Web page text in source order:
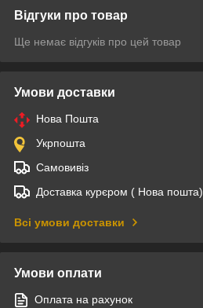
Відгуки про товар
Ще немає відгуків про цей товар
Умови доставки
Нова Пошта
Укрпошта
Самовивіз
Доставка курєром ( Нова пошта)
Всі умови доставки
Умови оплати
Оплата на рахунок